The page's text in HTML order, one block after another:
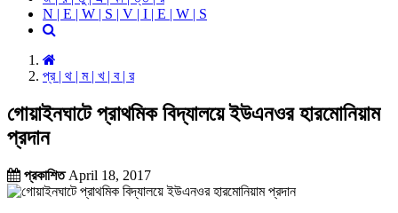
N | E | W | S | V | I | E | W | S
প্র | থ | ম | খ | ব | র
গোয়াইনঘাটে প্রাথমিক বিদ্যালয়ে ইউএনওর হারমোনিয়াম
প্রদান
প্রকাশিতApril 18, 2017